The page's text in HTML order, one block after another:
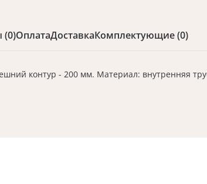
(0)ОплатаДоставкаКомплектующие (0)
контур - 200 мм. Материал: внутренняя